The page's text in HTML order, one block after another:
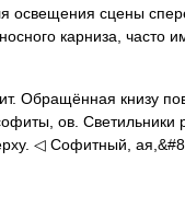
освещения сцены
карниза, часто
Обращённая книзу
ов. Светильники
◁ Софитный,